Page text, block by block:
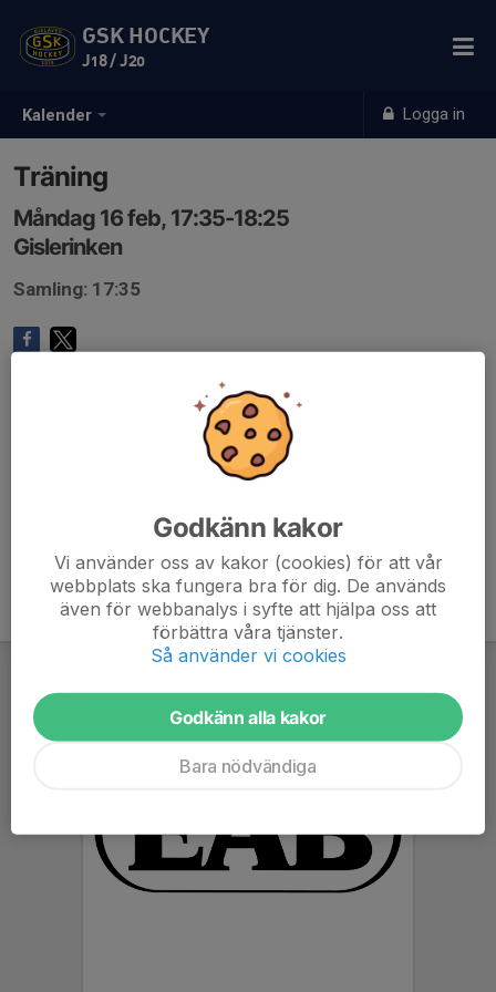
Kalender Logga in
GSK HOCKEY
J18 / J20
Träning
Måndag 16 feb, 17:35-18:25
Gislerinken
Samling: 17:35
Godkänn kakor
Vi använder oss av kakor (cookies) för att vår
webbplats ska fungera bra för dig. De används
även för webbanalys i syfte att hjälpa oss att
förbättra våra tjänster.
Så använder vi cookies
Godkänn alla kakor
Bara nödvändiga